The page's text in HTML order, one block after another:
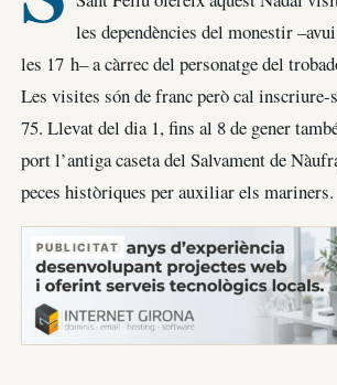
les dependències del monestir
les 17 h– a càrrec del personatge del
Les visites són de franc però cal inscriure-
75. Llevat del dia 1, fins al 8 de gener
port l’antiga caseta del Salvament de
peces històriques per auxiliar els mariners.
PUBLICITAT